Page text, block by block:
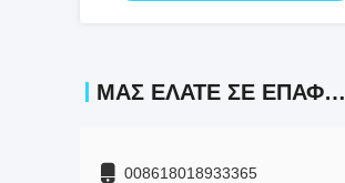
ΜΑΣ ΕΛΆΤΕ ΣΕ ΕΠΑΦΉ ΜΕ
008618018933365